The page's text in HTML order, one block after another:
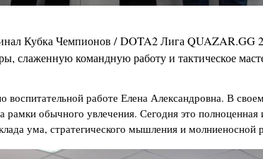
Кубка Чемпионов / DOTA2 Лига QUAZAR.GG
слаженную командную работу и тактическое
работе Елена Александровна. В
обычного увлечения. Сегодня это полноценная
ума, стратегического мышления и молниеносной